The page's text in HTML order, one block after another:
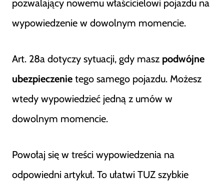
pozwalający nowemu właścicielowi pojazdu na
wypowiedzenie w dowolnym momencie.
Art. 28a dotyczy sytuacji, gdy masz podwójne
ubezpieczenie tego samego pojazdu. Możesz
wtedy wypowiedzieć jedną z umów w
dowolnym momencie.
Powołaj się w treści wypowiedzenia na
odpowiedni artykuł. To ułatwi TUZ szybkie